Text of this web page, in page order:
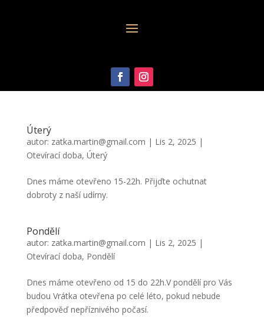
Úterý
autor: zatka.martin@gmail.com | Lis 2, 2025 |
Otevírací doba, Úterý
Dnes máme otevřeno 15-22h. Přijďte ochutnat
dobroty z naší udírny.
Pondělí
autor: zatka.martin@gmail.com | Lis 2, 2025 |
Otevírací doba, Pondělí
Dnes máme otevřeno od 15 do 22h.V pondělí pro Vás
budou Vrátka otevřena po celé léto, pokud nebude
předpověď nepříznivého počasí.